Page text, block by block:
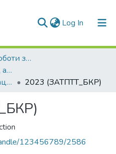
Log In (current)
Кваліфікаційні роботи здобувачів вищої освіти
Кафедра залізничного, автомобільного транспорту та підйомно-транспортних машин (ЗАТПТТ)
Бакалаврські кваліфікаційні роботи
2023 (ЗАТПТТ_БКР)
123456789/2586